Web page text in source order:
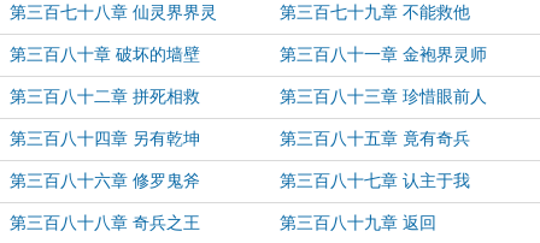
第三百七十八章 仙灵界界灵 第三百七十九章 不能救他
第三百八十章 破坏的墙壁 第三百八十一章 金袍界灵师
第三百八十二章 拼死相救 第三百八十三章 珍惜眼前人
第三百八十四章 另有乾坤 第三百八十五章 竟有奇兵
第三百八十六章 修罗鬼斧 第三百八十七章 认主于我
第三百八十八章 奇兵之王 第三百八十九章 返回